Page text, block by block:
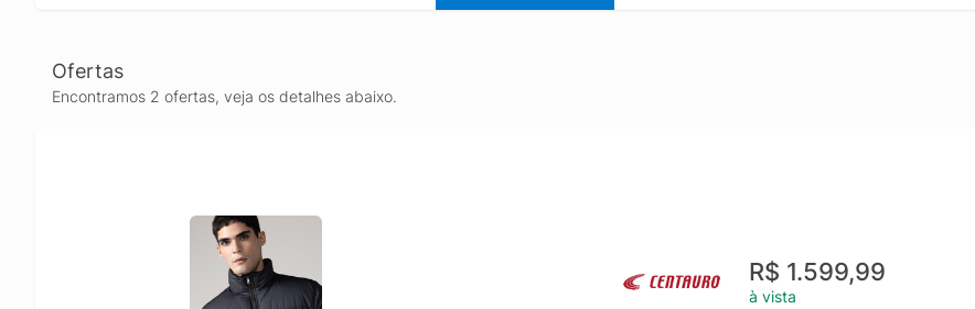
Ofertas
Encontramos 2 ofertas, veja os detalhes abaixo.
R$ 1.599,99
à vista